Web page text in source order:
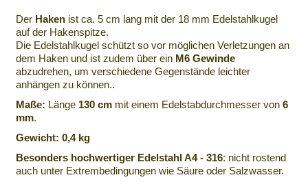
Der Haken ist ca. 5 cm lang mit der 18 mm Edelstahlkugel
auf der Hakenspitze.
Die Edelstahlkugel schützt so vor möglichen Verletzungen an
dem Haken und ist zudem über ein M6 Gewinde
abzudrehen, um verschiedene Gegenstände leichter
anhängen zu können..
Maße: Länge 130 cm mit einem Edelstabdurchmesser von 6
mm.
Gewicht: 0,4 kg
Besonders hochwertiger Edelstahl A4 - 316: nicht rostend
auch unter Extrembedingungen wie Säure oder Salzwasser.